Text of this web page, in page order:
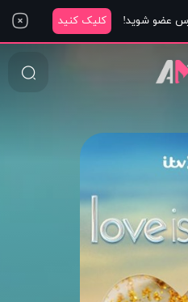
عضو شوید! کلیک کنید